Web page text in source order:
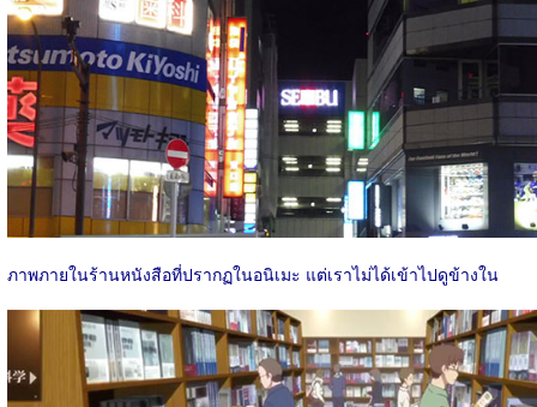
ภาพภายในร้านหนังสือที่ปรากฏในอนิเมะ แต่เราไม่ได้เข้าไปดูข้างใน